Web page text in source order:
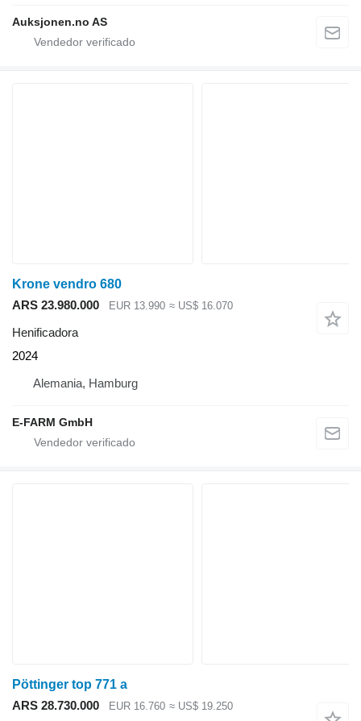
Auksjonen.no AS
Krone vendro 680
ARS 23.980.000
EUR 13.990 ≈ US$ 16.070
Henificadora
2024
Alemania, Hamburg
E-FARM GmbH
Pöttinger top 771 a
ARS 28.730.000
EUR 16.760 ≈ US$ 19.250